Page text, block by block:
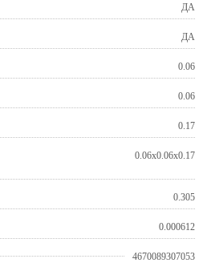
ДА
ДА
0.06
0.06
0.17
0.06x0.06x0.17
0.305
0.000612
4670089307053